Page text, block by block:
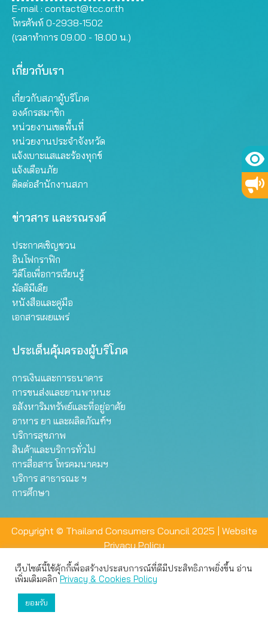
E-mail : contact@tcc.or.th
โทรศัพท์ 0-2938-1502
(เวลาทำการ 09.00 - 18.00 น.)
เกี่ยวกับเรา
เกี่ยวกับสภาผู้บริโภค
องค์กรสมาชิก
หน่วยงานเขตพื้นที่
หน่วยงานประจำจังหวัด
แจ้งเบาะแสและร้องทุกข์
แจ้งเตือนภัย
ติดต่อสำนักงานสภา
ข่าวสาร และรณรงค์
ประกาศเชิญชวน
อินโฟกราฟิก
วิดีโอเพื่อการเรียนรู้
มัลติมีเดีย
หนังสือและคู่มือ
เอกสารเผยแพร่
ประเด็นคุ้มครองผู้บริโภค
การเงินและการธนาคาร
การขนส่งและยานพาหนะ
อสังหาริมทรัพย์และที่อยู่อาศัย
อาหาร ยา และผลิตภัณฑ์ฯ
บริการสุขภาพ
สินค้าและบริการทั่วไป
การสื่อสาร โทรคมนาคมฯ
บริการ สาธารณะ ฯ
การศึกษา
Copyright © Thailand Consumers Council 2025 | Website
Privacy Policy
เว็บไซต์นี้ใช้คุ้กกี้เพื่อสร้างประสบการณ์ที่ดีมีประสิทธิภาพยิ่งขึ้น อ่าน
เพิ่มเติมคลิกPrivacy & Cookies Policy
ยอมรับ
เว็บไซต์นี้ใช้คุกกี้เพื่อมอบประสบการณ์การใช้งานที่ดีให้แก่ท่าน คุณ
สามารถเลือกตั้งค่าความเป็นส่วนตัวได้
ยอมรับทั้งหมด